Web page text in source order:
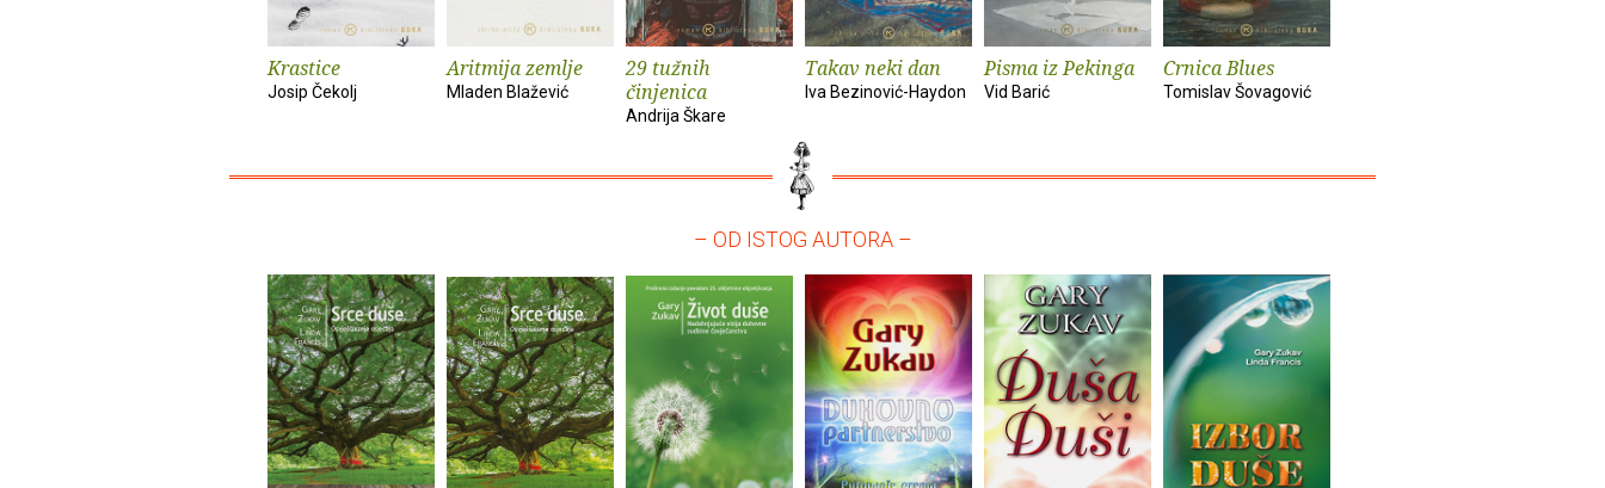
Krastice
Josip Čekolj
Aritmija zemlje
Mladen Blažević
29 tužnih
činjenica
Andrija Škare
Takav neki dan
Iva Bezinović-Haydon
Pisma iz Pekinga
Vid Barić
Crnica Blues
Tomislav Šovagović
– OD ISTOG AUTORA –